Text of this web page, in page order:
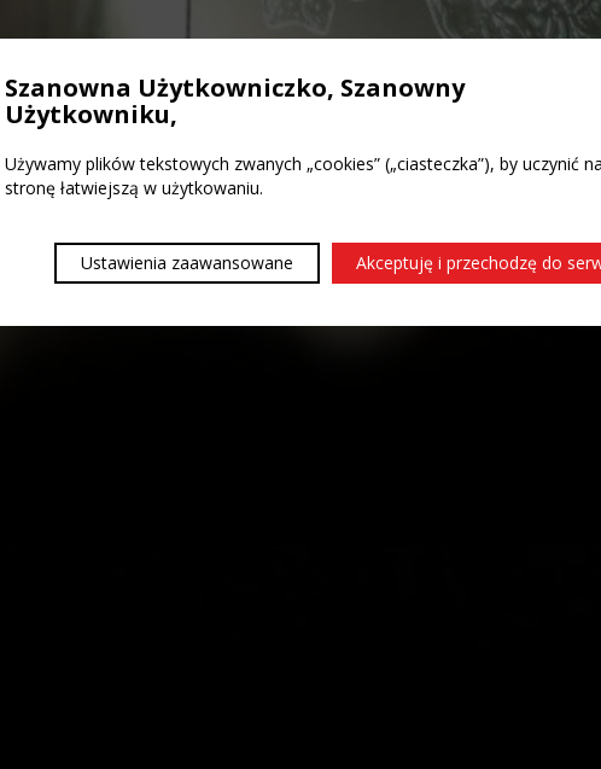
Szanowna Użytkowniczko, Szanowny
Użytkowniku,
Używamy plików tekstowych zwanych „cookies” („ciasteczka”), by uczynić
stronę łatwiejszą w użytkowaniu.
Ustawienia zaawansowane Akceptuję i przechodzę do